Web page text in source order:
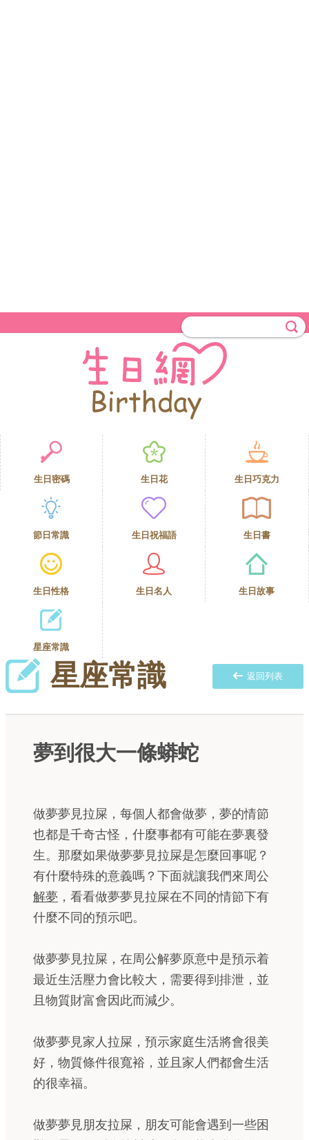
生日密碼 生日花 生日巧克力
節日常識 生日祝福語 生日書
生日性格 生日名人 生日故事
星座常識
星座常識 返回列表
夢到很大一條蟒蛇
做夢夢見拉屎，每個人都會做夢，夢的情節
也都是千奇古怪，什麼事都有可能在夢裏發
生。那麼如果做夢夢見拉屎是怎麼回事呢？
有什麼特殊的意義嗎？下面就讓我們來周公
解夢 ，看看做夢夢見拉屎在不同的情節下有
什麼不同的預示吧。
做夢夢見拉屎，在周公解夢原意中是預示着
最近生活壓力會比較大，需要得到排泄，並
且物質財富會因此而減少。
做夢夢見家人拉屎，預示家庭生活將會很美
好，物質條件很寬裕，並且家人們都會生活
的很幸福。
做夢夢見朋友拉屎，朋友可能會遇到一些困